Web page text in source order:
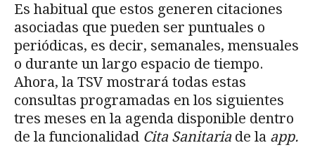
Es habitual que estos generen citaciones
asociadas que pueden ser puntuales o
periódicas, es decir, semanales, mensuales
o durante un largo espacio de tiempo.
Ahora, la TSV mostrará todas estas
consultas programadas en los siguientes
tres meses en la agenda disponible dentro
de la funcionalidad Cita Sanitaria de la app.